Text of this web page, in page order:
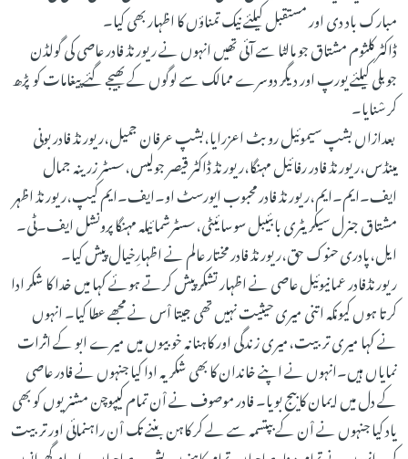
مبارک باد دی اور مستقبل کیلئے نیک تمناؤں کا اظہار بھی کیا۔
ڈاکٹر کلثوم مشتاق جو مالٹا سے آئی تھیں انہوں نے ریورنڈ فادر عاصی کی گولڈن
جوبلی کیلئے یورپ اور دیگر دوسرے ممالک سے لوگوں کے بھیجے گئے پیغامات کو پڑھ
کر سْنایا۔
بعدازاں بشپ سیموئیل روبٹ اعزرایا،بشپ عرفان جمیل،ریورنڈ فادر بونی
مینڈس،ریورنڈ فادر رفائیل مہنگا،ریورنڈ ڈاکٹر قیصر جولیس،سسٹر زرینہ جمال
ایف۔ایم۔ایم،ریورنڈ فادر محبوب ایورسٹ او۔ایف۔ایم کیپ،ریورنڈ اظہر
مشتاق جنرل سیکریٹری بابئیبل سوسائیٹی،سسٹرشمائیلہ مہنگا پرونشل ایف۔ٹی۔
ایل،پادری حنوک حق،ریورنڈ فادر مختار عالم نے اظہارِخیال پیش کیا۔
ریورنڈفادر عمانیوئیل عاصی نے اظہار تشکر پیش کرتے ہوئے کہا میں خدا کا شکر ادا
کرتا ہوں کیونکہ اتنی میری حیثیت نہیں تھی جیتا اْس نے مجھے عطا کیا۔ انہوں
نے کہا میری تربیت،میری زندگی اور کاہنانہ خوبیوں میں میرے ابو کے اثرات
نمایاں ہیں۔انہوں نے اپنے خاندان کا بھی شکریہ ادا کیا جنہوں نے فادر عاصی
کے دل میں ایمان کا بیج بویا۔ فادر موصوف نے اْن تمام کیپوچن مشنریوں کو بھی
یاد کیا جنہوں نے اْن کے بپتسمہ سے لے کر کاہن بننے تک اْن راہنمائی اور تربیت